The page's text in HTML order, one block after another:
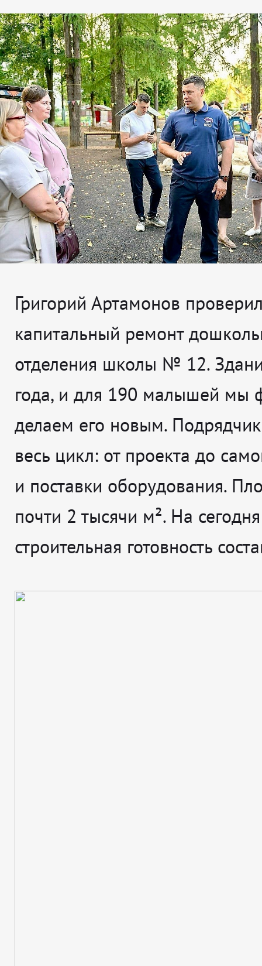
Григорий Артамонов
капитальный ремонт
отделения школы № 12.
года, и для 190 малышей мы
делаем его новым. Подрядчик
весь цикл: от проекта до
и поставки оборудования.
почти 2 тысячи м². На сегодня
строительная готовность